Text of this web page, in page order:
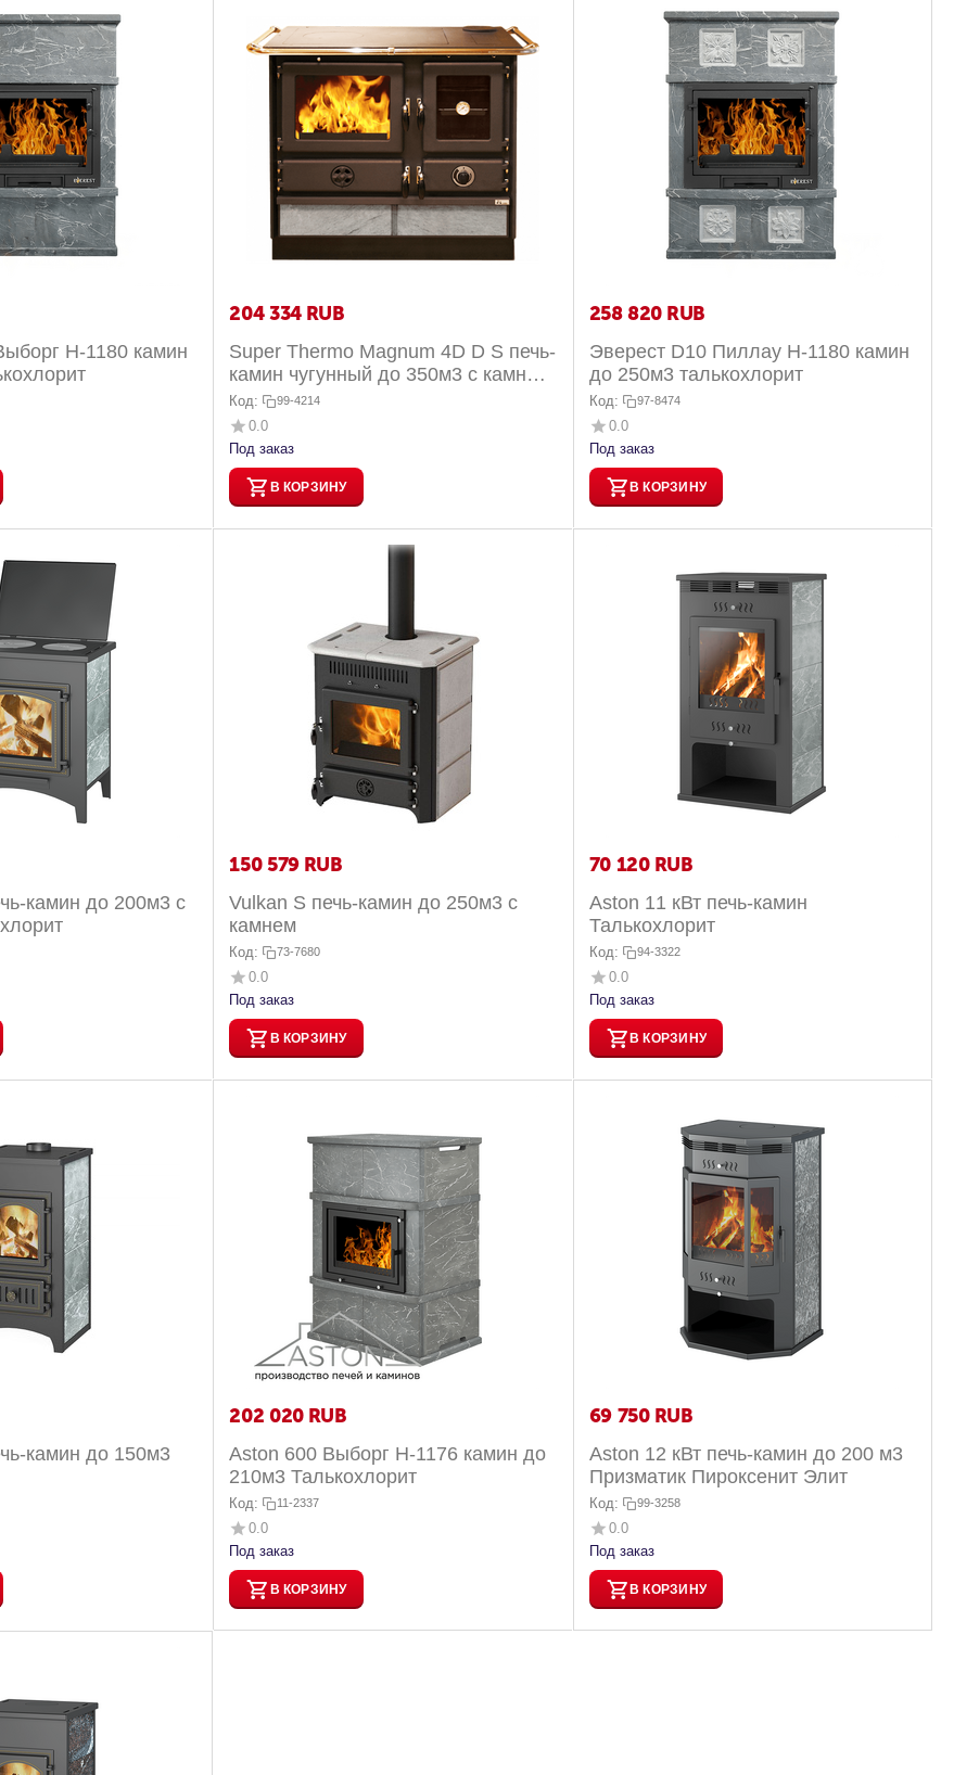
H-1180 камин
204 334 RUB
Super Thermo Magnum 4D D S печь-
камин чугунный до 350м3 с камнем
и водяным контуром, пр...
Код: 99-4214
0.0
Под заказ
В КОРЗИНУ
258 820 RUB
Эверест D10 Пиллау H-1180 камин
до 250м3 талькохлорит
Код: 97-8474
0.0
Под заказ
В КОРЗИНУ
камин до 200м3 с
150 579 RUB
Vulkan S печь-камин до 250м3 с
камнем
Код: 73-7680
0.0
Под заказ
В КОРЗИНУ
70 120 RUB
Aston 11 кВт печь-камин
Талькохлорит
Код: 94-3322
0.0
Под заказ
В КОРЗИНУ
камин до 150м3
202 020 RUB
Aston 600 Выборг H-1176 камин до
210м3 Талькохлорит
Код: 11-2337
0.0
Под заказ
В КОРЗИНУ
69 750 RUB
Aston 12 кВт печь-камин до 200 м3
Призматик Пироксенит Элит
Код: 99-3258
0.0
Под заказ
В КОРЗИНУ